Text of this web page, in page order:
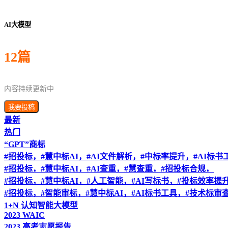
AI大模型
12篇
内容持续更新中
我要投稿
最新
热门
“GPT”商标
#招投标，#慧中标AI，#AI文件解析，#中标率提升，#AI标书
#招投标，#慧中标AI，#AI查重，#慧查重，#招投标合规，
#招投标，#慧中标AI，#人工智能，#AI写标书，#投标效率提升
#招投标，#智能审标，#慧中标AI，#AI标书工具，#技术标审
1+N 认知智能大模型
2023 WAIC